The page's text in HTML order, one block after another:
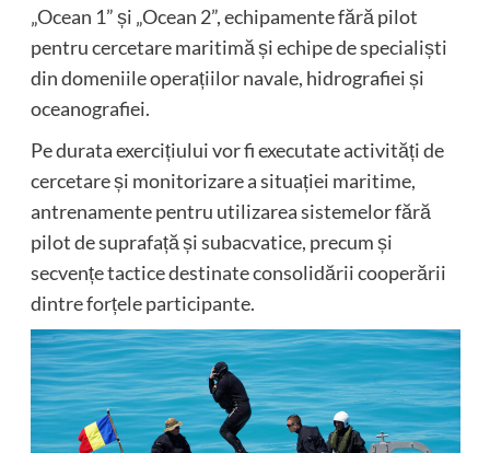
„Ocean 1” și „Ocean 2”, echipamente fără pilot
pentru cercetare maritimă și echipe de specialiști
din domeniile operațiilor navale, hidrografiei și
oceanografiei.
Pe durata exercițiului vor fi executate activități de
cercetare și monitorizare a situației maritime,
antrenamente pentru utilizarea sistemelor fără
pilot de suprafață și subacvatice, precum și
secvențe tactice destinate consolidării cooperării
dintre forțele participante.